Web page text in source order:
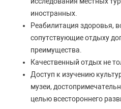
иностранных.
Реабилитация здоровья,
сопутствующие отдыху
преимущества.
Качественный отдых не
Доступ к изучению
музеи,
целью всестороннего